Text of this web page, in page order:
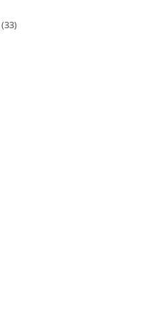
(33)